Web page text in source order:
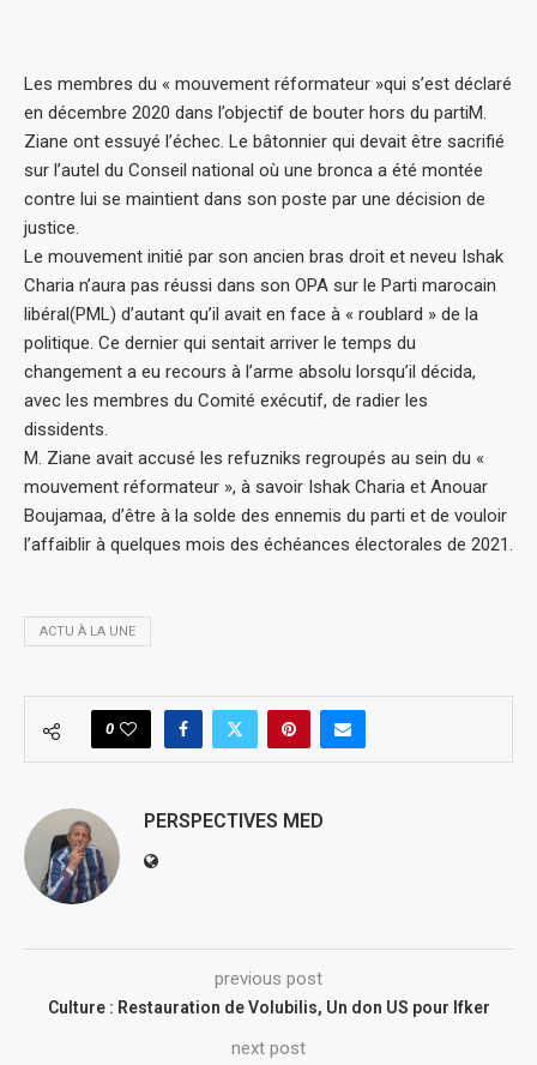
Les membres du « mouvement réformateur »qui s’est déclaré
en décembre 2020 dans l’objectif de bouter hors du partiM.
Ziane ont essuyé l’échec. Le bâtonnier qui devait être sacrifié
sur l’autel du Conseil national où une bronca a été montée
contre lui se maintient dans son poste par une décision de
justice.
Le mouvement initié par son ancien bras droit et neveu Ishak
Charia n’aura pas réussi dans son OPA sur le Parti marocain
libéral(PML) d’autant qu’il avait en face à « roublard » de la
politique. Ce dernier qui sentait arriver le temps du
changement a eu recours à l’arme absolu lorsqu’il décida,
avec les membres du Comité exécutif, de radier les
dissidents.
M. Ziane avait accusé les refuzniks regroupés au sein du «
mouvement réformateur », à savoir Ishak Charia et Anouar
Boujamaa, d’être à la solde des ennemis du parti et de vouloir
l’affaiblir à quelques mois des échéances électorales de 2021.
ACTU À LA UNE
0
PERSPECTIVES MED
previous post
Culture : Restauration de Volubilis, Un don US pour Ifker
next post